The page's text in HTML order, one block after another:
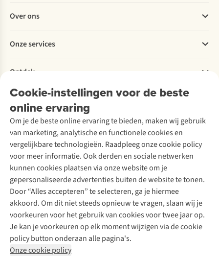
Cookie-instellingen voor de beste
online ervaring
Om je de beste online ervaring te bieden, maken wij gebruik
van marketing, analytische en functionele cookies en
vergelijkbare technologieën. Raadpleeg onze cookie policy
voor meer informatie. Ook derden en sociale netwerken
kunnen cookies plaatsen via onze website om je
gepersonaliseerde advertenties buiten de website te tonen.
Door “Alles accepteren” te selecteren, ga je hiermee
akkoord. Om dit niet steeds opnieuw te vragen, slaan wij je
voorkeuren voor het gebruik van cookies voor twee jaar op.
Je kan je voorkeuren op elk moment wijzigen via de cookie
policy button onderaan alle pagina's.
Onze cookie policy
Bestellen
Betalen
Levering
Retourneren
Bestelling herroepen
Garantie
Contact
Over ons
Explore More
Verantwoord ondernemen
Over Ayacucho
Onze winkels
Over A.S.Adventure
Toegankelijkheidsverklaring
Onze services
Ski-onderhoud
Wasservice
Schoenonderhoud
Schoenherstelling
Kledingherstelling
Retouches
Voor bedrijven
Ontdek
A.S.Magazine
Podcast
Explore Academy
Explore Camp
Gear Check
Inspiratie & advies
Meld je aan voor de nieuwsbrief
Follow us
Disclaimer Privacy Policy
Algemene voorwaarden
Cookie Policy